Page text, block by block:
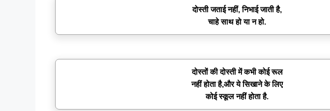
दोस्ती जताई नहीं, निभाई जाती है,
चाहे साथ हो या न हो.
दोस्तों की दोस्ती में कभी कोई रूल
नहीं होता है,और ये सिखाने के लिए
कोई स्कूल नहीं होता है.